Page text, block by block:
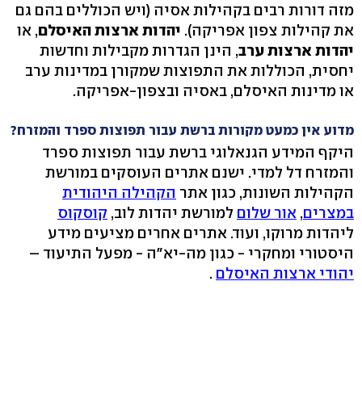
מזה דורות רבים בקהילות אסיה (ויש הכוללים בהם גם
את קהילות צפון אפריקה). יהדות ארצות האיסלם, או
יהדות ארצות ערב, הינן הגדרות מקבילות וחדשות
יחסית, הכוללות את התפוצות שמקורן במדינות ערב
או מדינות האיסלם, באסיה ובצפון-אפריקה.
מדוע אין כמעט מקורות ברשת עבור תפוצות ספרד והמזרח?
היקף המידע הגנאלוגי ברשת עבור תפוצות ספרד
והמזרח דל למדי. ישנם אתרים העוסקים במורשת
הקהילות השונות, כגון אתר הקהילה היהודית
במצרים, אור שלום למורשת יהדות לוב, קוסקוס
ליהדות מרוקו, ועוד. אתרים אחרים מציעים מידע
היסטורי ומחקרי - כגון מה-יא"ה - מפעל התיעוד –
יהודי ארצות האיסלם .